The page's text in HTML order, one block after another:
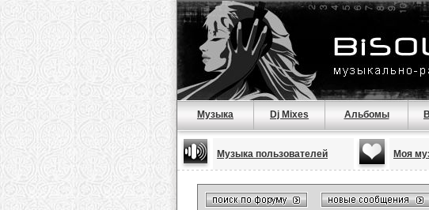
Музыка Dj Mixes Альбомы
Музыка пользователей Моя